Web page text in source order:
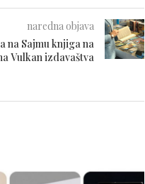
naredna objava
na Sajmu knjiga na
Vulkan izdavaštva